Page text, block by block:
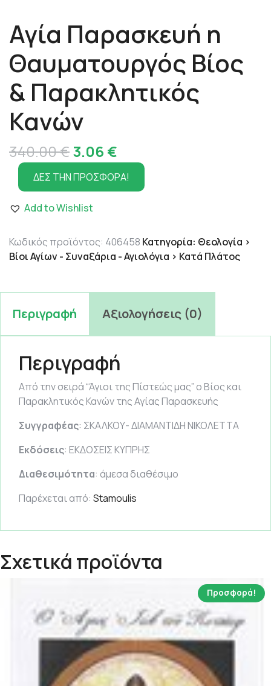
Αγία Παρασκευή η
Θαυματουργός Βίος
& Παρακλητικός
Κανών
340.00€Original
price
was:
340.00 €.
3.06 €
τρέχουσα
τιμή
3.06 €.
ΔΕΣ ΤΗΝ ΠΡΟΣΦΟΡΑ!
Add to Wishlist
Κωδικός προϊόντος: 406458 Κατηγορία: Θεολογία >
Βίοι Αγίων - Συναξάρια - Αγιολόγια > Κατά Πλάτος
Περιγραφή Αξιολογήσεις (0)
Περιγραφή
Από την σειρά “Άγιοι της Πίστεώς μας” ο Βίος και
Παρακλητικός Κανών της Αγίας Παρασκευής
Συγγραφέας: ΣΚΑΛΚΟΥ- ΔΙΑΜΑΝΤΙΔΗ ΝΙΚΟΛΕΤΤΑ
Εκδόσεις: ΕΚΔΟΣΕΙΣ ΚΥΠΡΗΣ
Διαθεσιμότητα: άμεσα διαθέσιμο
Παρέχεται από: Stamoulis
Σχετικά προϊόντα
Προσφορά!